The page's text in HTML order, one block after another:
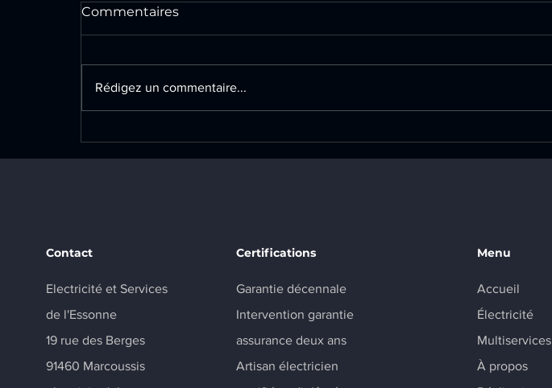
Commentaires
Rédigez un commentaire...
Contact
Electricité et Services
de l'Essonne
19 rue des Berges
91460 Marcoussis
Certifications
Garantie décennale
Intervention garantie
assurance deux ans
Artisan électricien
Menu
Accueil
Électricité
Multiservices
À propos